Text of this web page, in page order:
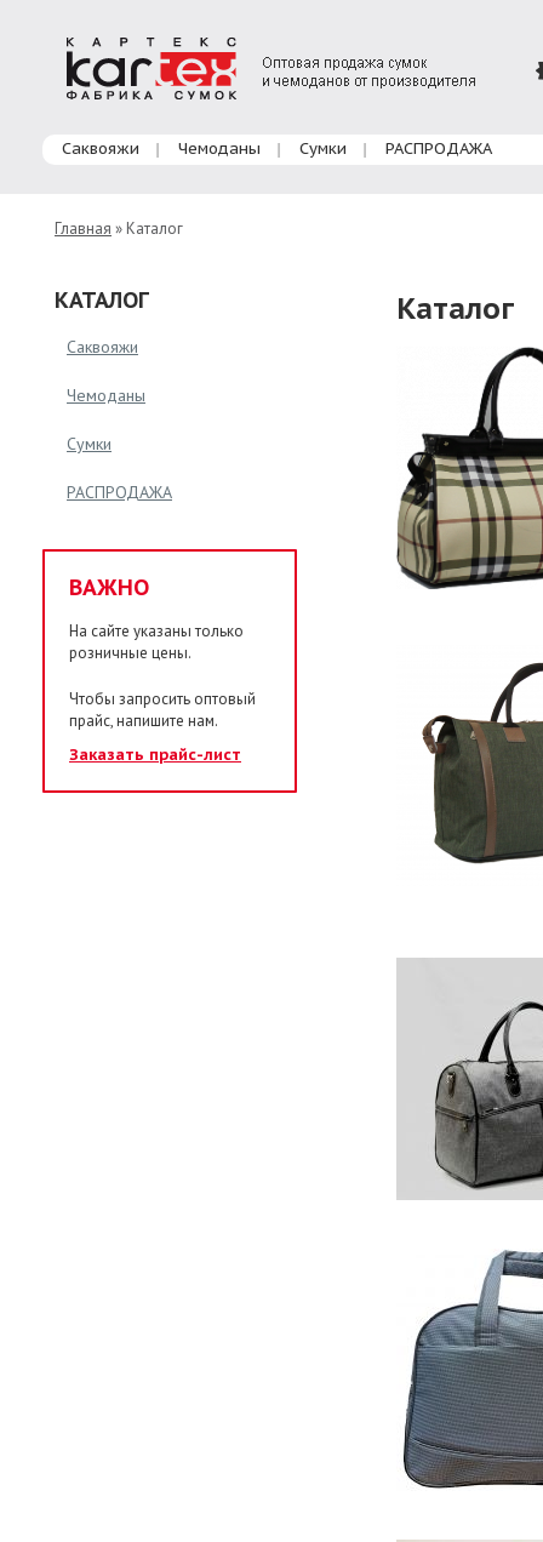
Главное меню
Саквояжи Чемоданы Сумки РАСПРОДАЖА
Главная » Каталог
КАТАЛОГ
Саквояжи
Чемоданы
Сумки
РАСПРОДАЖА
ВАЖНО
На сайте указаны только
розничные цены.
Чтобы запросить оптовый
прайс, напишите нам.
Заказать прайс-лист
Каталог